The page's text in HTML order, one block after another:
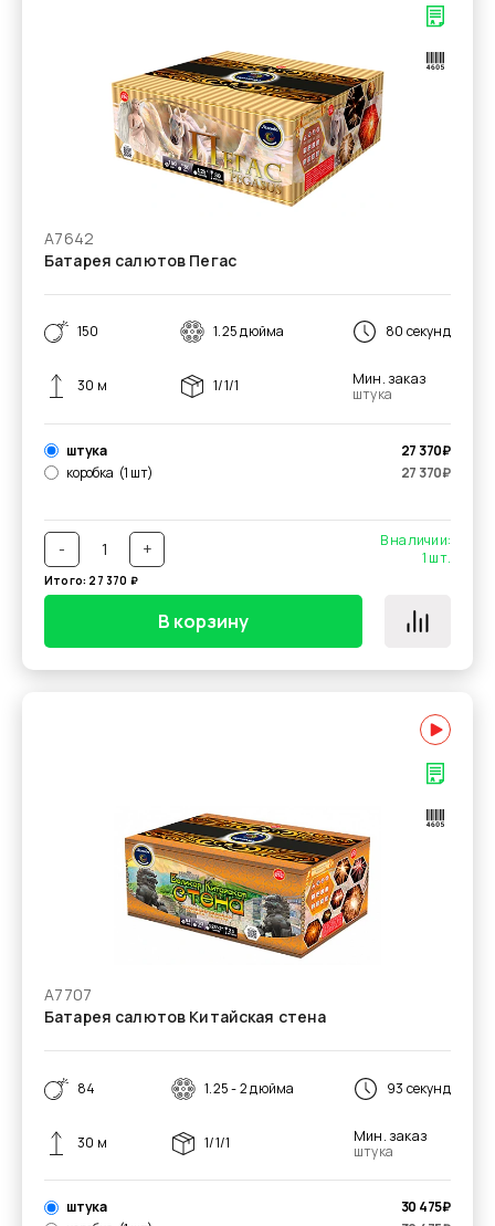
А7642
Батарея салютов Пегас
150 1.25 дюйма 80 секунд
30 м 1/1/1
Мин. заказ
штука
штука 27 370₽
коробка (1 шт) 27 370₽
- +
В наличии:
1 шт.
Итого: 27 370 ₽
В корзину
А7707
Батарея салютов Китайская стена
84 1.25 - 2 дюйма 93 секунд
30 м 1/1/1
Мин. заказ
штука
штука 30 475₽